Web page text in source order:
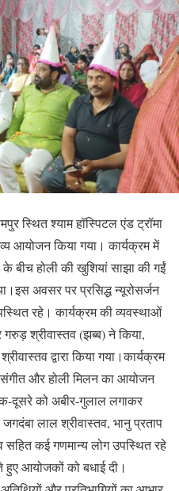
स्थित श्याम हॉस्पिटल एंड ट्रॉमा
आयोजन किया गया। कार्यक्रम में
बीच होली की खुशियां साझा की गईं
अवसर पर प्रसिद्ध न्यूरोसर्जन
रहे। कार्यक्रम की व्यवस्थाओं
श्रीवास्तव (झब्ब) ने किया,
द्वारा किया गया।कार्यक्रम
संगीत और होली मिलन का आयोजन
दूसरे को अबीर-गुलाल लगाकर
लाल श्रीवास्तव, भानु प्रताप
सहित कई गणमान्य लोग उपस्थित रहे
आयोजकों को बधाई दी।